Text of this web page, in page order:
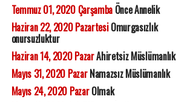
Temmuz 01, 2020 ÇarşambaÖnce Annelik
Haziran 22, 2020 PazartesiOmurgasızlık
onursuzluktur
Haziran 14, 2020 PazarAhiretsiz Müslümanlık
Mayıs 31, 2020 PazarNamazsız Müslümanlık
Mayıs 24, 2020 PazarOlmak